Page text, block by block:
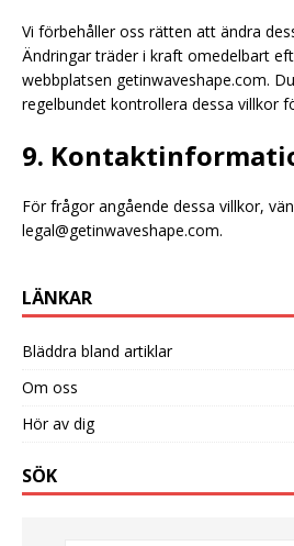
Vi förbehåller oss rätten att ändra
Ändringar träder i kraft omedelbart
webbplatsen getinwaveshape.com.
regelbundet kontrollera dessa villkor
9.
För frågor angående dessa villkor,
legal@getinwaveshape.com.
LÄNKAR
Bläddra bland artiklar
Om oss
Hör av dig
SÖK